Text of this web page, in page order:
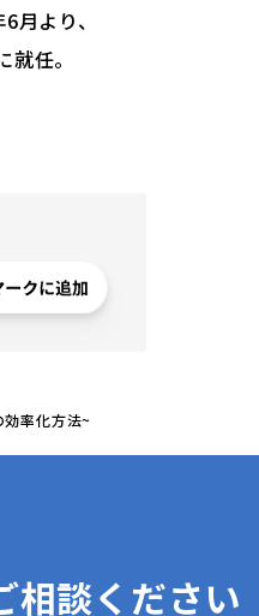
⽉より、
任。
率化方法~
相談ください